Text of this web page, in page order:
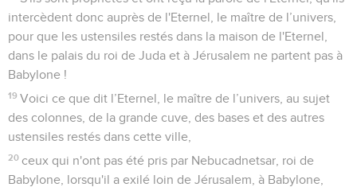
intercèdent donc auprès de l'Eternel, le maître de l’univers,
pour que les ustensiles restés dans la maison de l'Eternel,
dans le palais du roi de Juda et à Jérusalem ne partent pas à
Babylone !
19 Voici ce que dit l’Eternel, le maître de l’univers, au sujet
des colonnes, de la grande cuve, des bases et des autres
ustensiles restés dans cette ville,
20 ceux qui n'ont pas été pris par Nebucadnetsar, roi de
Babylone, lorsqu'il a exilé loin de Jérusalem, à Babylone,